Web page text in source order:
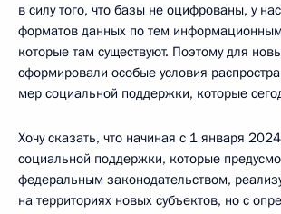
в силу того, что базы не оцифрованы, у
форматов данных по тем
которые там существуют. Поэтому для
сформировали особые условия
мер социальной поддержки, которые
Хочу сказать, что начиная с 1 января
социальной поддержки, которые
федеральным законодательством,
на территориях новых субъектов, но с